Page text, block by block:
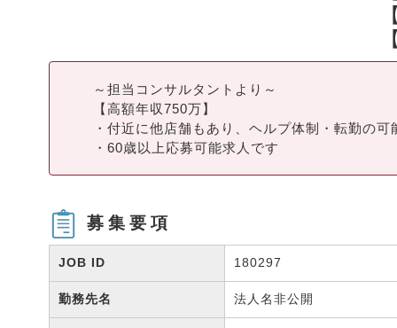
～担当コンサルタントより～
【高額年収750万】
・付近に他店舗もあり、ヘルプ体制・転勤の
・60歳以上応募可能求人です
募集要項
JOB ID 180297
勤務先名 法人名非公開